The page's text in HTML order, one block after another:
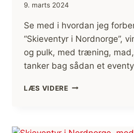
9. marts 2024
Se med i hvordan jeg
“Skieventyr i Nordnorge”,
og pulk, med træning,
tanker bag sådan et
LÆS VIDERE